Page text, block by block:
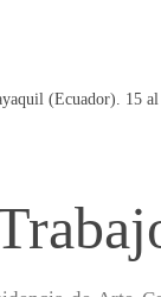
(Ecuador). 15